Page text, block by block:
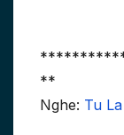
**
Nghe: Tu